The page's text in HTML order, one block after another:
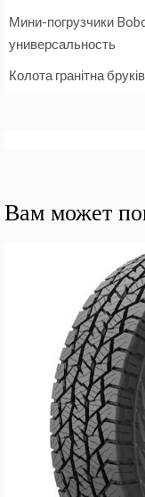
Мини-погрузчики
универсальность
Колота гранітна
Вам может